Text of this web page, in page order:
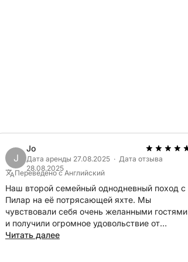
удовольствие.
яхты, идеально подходит для отдыха
судном. Хорошо распределенная
ваше парусное приключение!
J
Jo
Дата аренды 27.08.2025 · Дата отзыва
28.08.2025
Переведено с Английский
Наш второй семейный однодневный поход с
Пилар на её потрясающей яхте. Мы
чувствовали себя очень желанными гостями
и получили огромное удовольствие от
парусного спорта, плавания и гребли на
Читать далее